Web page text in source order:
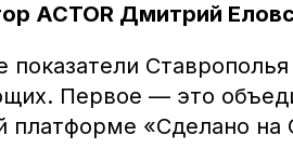
ACTOR Дмитрий
показатели
Первое — это
платформе «Сделано на